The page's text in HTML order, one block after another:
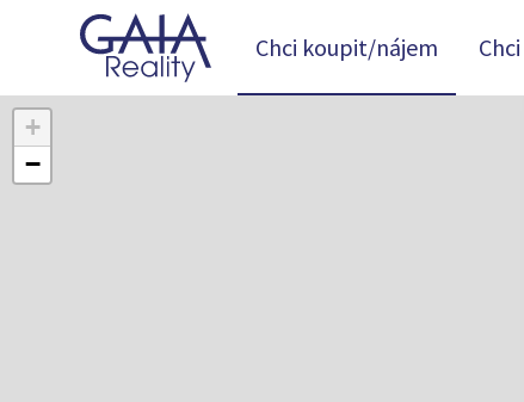
Chci koupit/nájem
+
−